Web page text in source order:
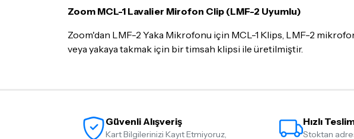
Zoom MCL-1 Lavalier Mirofon Clip (LMF-2 Uyumlu)
Zoom'dan LMF-2 Yaka Mikrofonu için MCL-1 Klips, LMF-2
veya yakaya takmak için bir timsah klipsi ile üretilmiştir.
Güvenli Alışveriş
Kart Bilgilerinizi Kayıt Etmiyoruz,
Hızlı
Stoktan